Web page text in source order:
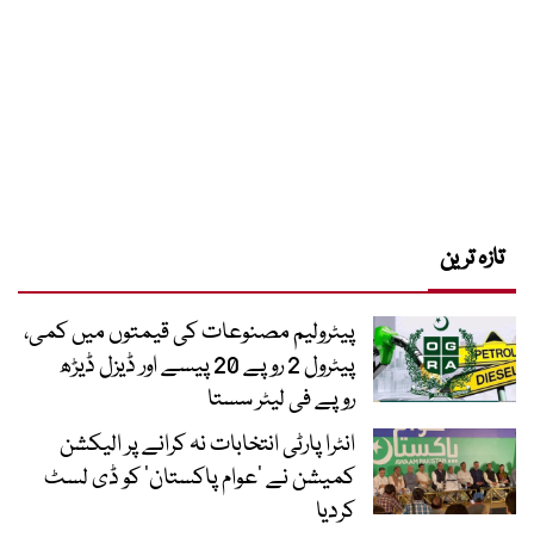
تازہ ترین
پیٹرولیم مصنوعات کی قیمتوں میں کمی،
پیٹرول 2 روپے 20 پیسے اور ڈیزل ڈیڑھ
روپے فی لیٹر سستا
انٹرا پارٹی انتخابات نہ کرانے پر الیکشن
کمیشن نے ’عوام پاکستان‘ کو ڈی لسٹ
کردیا